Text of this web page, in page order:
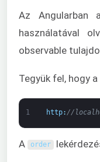
Az Angularban
használatával
observable
Tegyük fel, hogy
1 http: //
A order